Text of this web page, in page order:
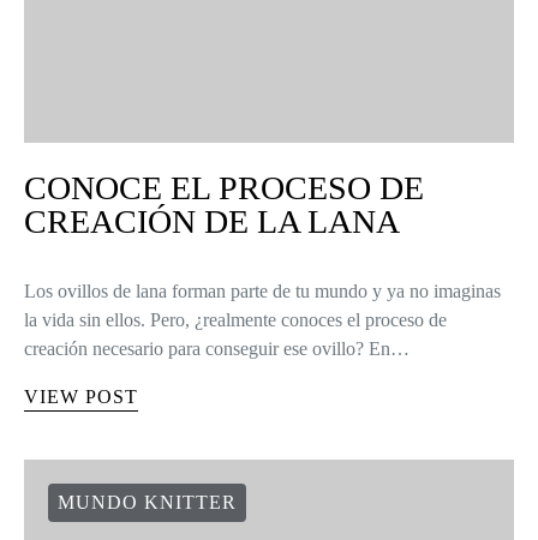
CONOCE EL PROCESO DE
CREACIÓN DE LA LANA
Los ovillos de lana forman parte de tu mundo y ya no imaginas
la vida sin ellos. Pero, ¿realmente conoces el proceso de
creación necesario para conseguir ese ovillo? En…
VIEW POST
MUNDO KNITTER